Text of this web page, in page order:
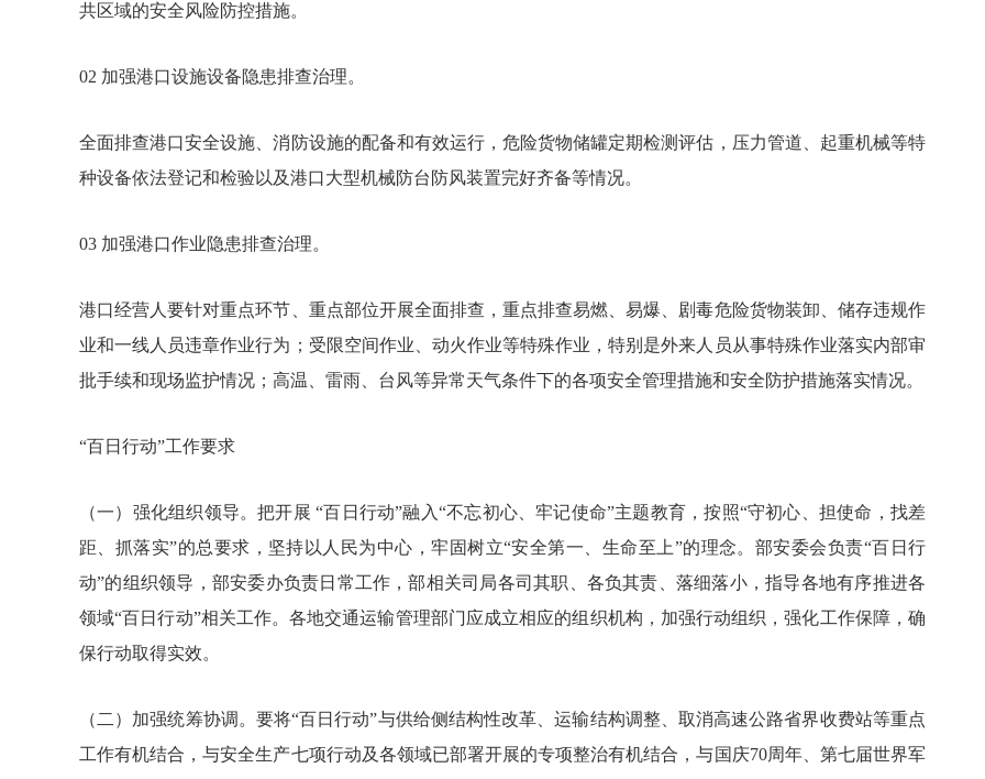
共区域的安全风险防控措施。
02 加强港口设施设备隐患排查治理。
全面排查港口安全设施、消防设施的配备和有效运行，危险货物储罐定期检测评估，压力管道、起重机械等特
种设备依法登记和检验以及港口大型机械防台防风装置完好齐备等情况。
03 加强港口作业隐患排查治理。
港口经营人要针对重点环节、重点部位开展全面排查，重点排查易燃、易爆、剧毒危险货物装卸、储存违规作
业和一线人员违章作业行为；受限空间作业、动火作业等特殊作业，特别是外来人员从事特殊作业落实内部审
批手续和现场监护情况；高温、雷雨、台风等异常天气条件下的各项安全管理措施和安全防护措施落实情况。
“百日行动”工作要求
（一）强化组织领导。把开展 “百日行动”融入“不忘初心、牢记使命”主题教育，按照“守初心、担使命，找差
距、抓落实”的总要求，坚持以人民为中心，牢固树立“安全第一、生命至上”的理念。部安委会负责“百日行
动”的组织领导，部安委办负责日常工作，部相关司局各司其职、各负其责、落细落小，指导各地有序推进各
领域“百日行动”相关工作。各地交通运输管理部门应成立相应的组织机构，加强行动组织，强化工作保障，确
保行动取得实效。
（二）加强统筹协调。要将“百日行动”与供给侧结构性改革、运输结构调整、取消高速公路省界收费站等重点
工作有机结合，与安全生产七项行动及各领域已部署开展的专项整治有机结合，与国庆70周年、第七届世界军